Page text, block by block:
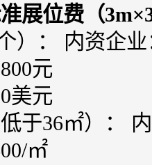
展位费（
）： 内资企
元
美元
于36㎡）：
㎡